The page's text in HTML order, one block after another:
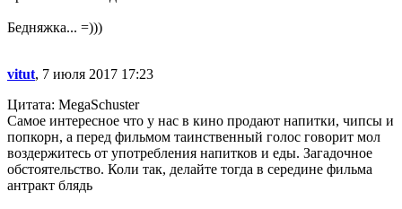
Бедняжка... =)))
vitut, 7 июля 2017 17:23
Цитата: MegaSchuster
Самое интересное что у нас в кино продают напитки, чипсы и
попкорн, а перед фильмом таинственный голос говорит мол
воздержитесь от употребления напитков и еды. Загадочное
обстоятельство. Коли так, делайте тогда в середине фильма
антракт блядь